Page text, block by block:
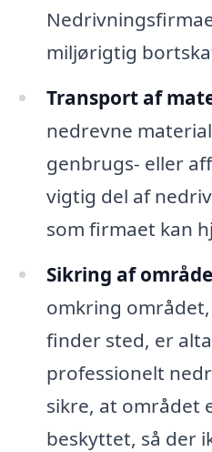
miljørigtig
Transport af
nedrevne
genbrugs- eller
vigtig del af
som firmaet kan
Sikring af
omkring
finder sted, er
professionelt
sikre, at området
beskyttet, så der